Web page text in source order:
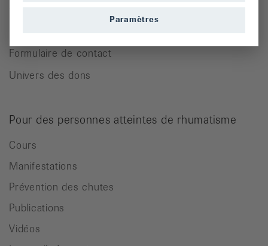
Formulaire de contact
Univers des dons
Pour des personnes atteintes de rhumatisme
Cours
Manifestations
Prévention des chutes
Publications
Vidéos
Paramètres